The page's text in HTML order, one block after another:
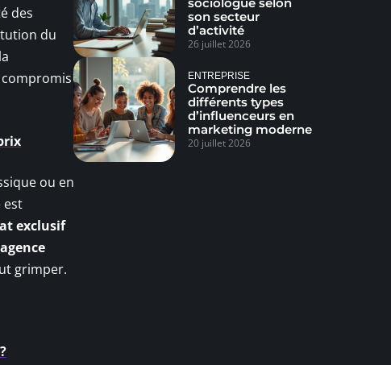
des
du
compromis
ou en
est
exclusif
agence
grimper.
son secteur
d’activité
26 juillet 2026
ENTREPRISE
Comprendre les
différents types
d’influenceurs en
marketing moderne
20 juillet 2026